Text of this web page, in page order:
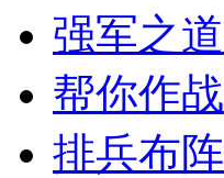
强军之道
帮你作战
排兵布阵